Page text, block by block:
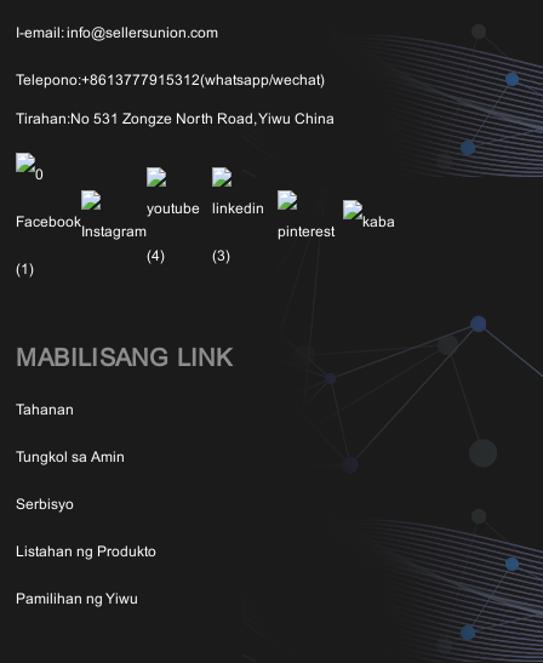
I-email: info@sellersunion.com
Telepono:+8613777915312(whatsapp/wechat)
Tirahan:No 531 Zongze North Road, Yiwu China
MABILISANG LINK
Tahanan
Tungkol sa Amin
Serbisyo
Listahan ng Produkto
Pamilihan ng Yiwu